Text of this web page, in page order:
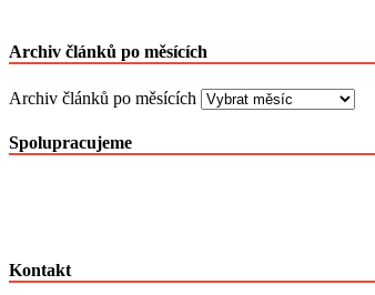
Archiv článků po měsících
Archiv článků po měsících
Spolupracujeme
Kontakt